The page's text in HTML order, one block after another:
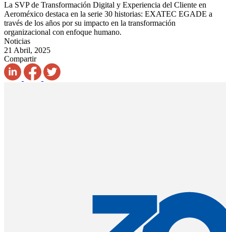
La SVP de Transformación Digital y Experiencia del Cliente en
Aeroméxico destaca en la serie 30 historias: EXATEC EGADE a
través de los años por su impacto en la transformación
organizacional con enfoque humano.
Noticias
21 Abril, 2025
Compartir